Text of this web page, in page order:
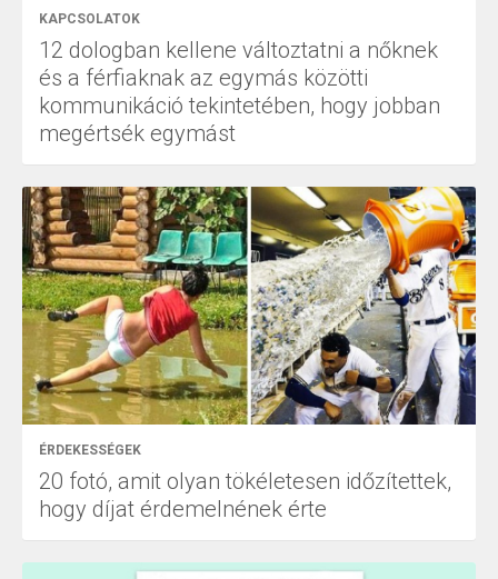
KAPCSOLATOK
12 dologban kellene változtatni a nőknek
és a férfiaknak az egymás közötti
kommunikáció tekintetében, hogy jobban
megértsék egymást
ÉRDEKESSÉGEK
20 fotó, amit olyan tökéletesen időzítettek,
hogy díjat érdemelnének érte